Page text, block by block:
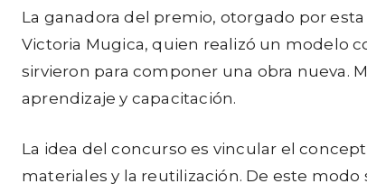
La ganadora del premio, otorgado por
Victoria Mugica, quien realizó un modelo
sirvieron para componer una obra nueva.
aprendizaje y capacitación.
La idea del concurso es vincular el
materiales y la reutilización. De este